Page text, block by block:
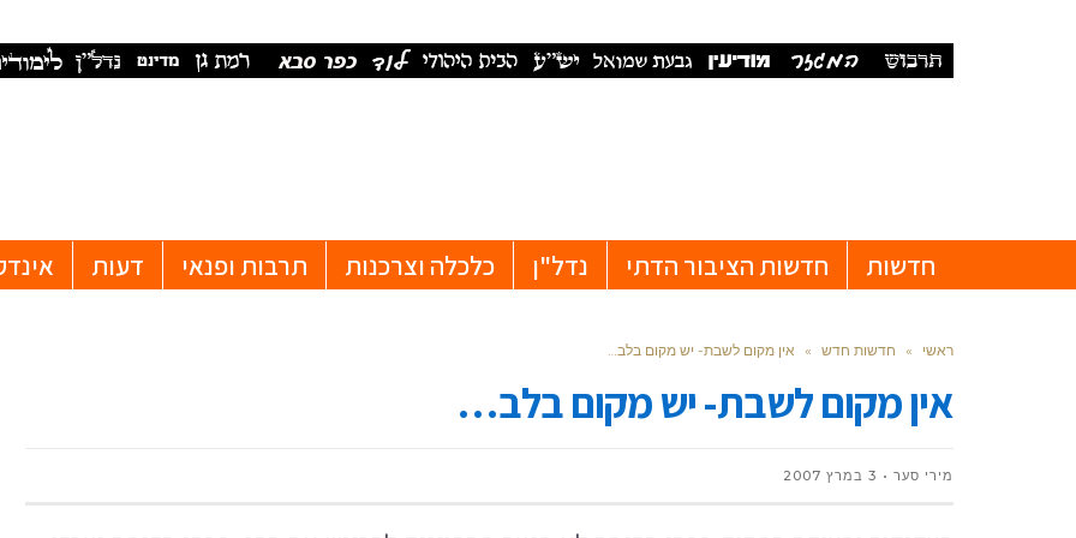
חדשות חדשות הציבור הדתי נדל"ן כלכלה וצרכנות תרבות ופנאי דעות
ראשי » חדשות חדש » אין מקום לשבת- יש מקום בלב…
אין מקום לשבת- יש מקום בלב…
מירי סער 3 במרץ 2007